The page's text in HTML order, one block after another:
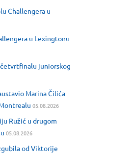
Challengera u
u Lexingtonu
četvrtfinalu juniorskog
Marina Čilića
05.08.2026
Ružić u drugom
05.08.2026
od Viktorije